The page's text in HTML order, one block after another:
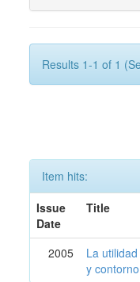
Results 1-1 of 1
Item hits:
Issue
Date
Title
2005
La
y